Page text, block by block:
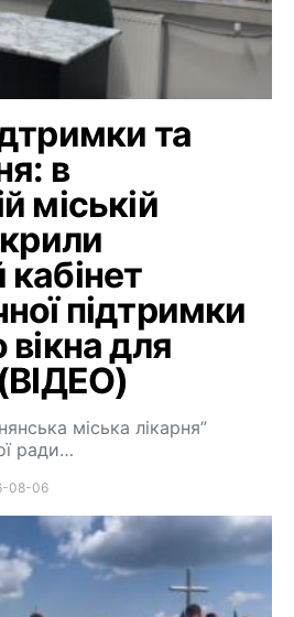
та
в
міській
підтримки
для
міська лікарня”
ради…
08-06